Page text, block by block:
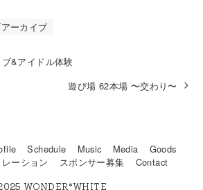
ーカイブ
&アイドル体験
遊び場 62本場 〜交わり〜
Schedule Music Media
Goods
ーション
スポンサー募集
Contact
WONDER*WHITE